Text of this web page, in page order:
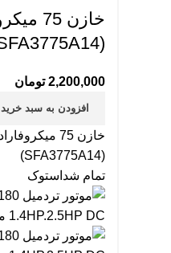
(SFA3775A14)
2,200,000 تومان
افزودن به سبد خرید
(SFA3775A14)
تمام شد استوک